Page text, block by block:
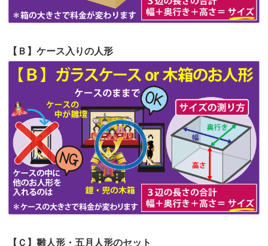
第58回人形供養祭令和5年12月21日(水)
第56回人形供養祭 令和4年10月19日(水)
第55回人形供養祭令和4年9月8日(木)
第54回人形供養祭令和4年8月1日(月)
第53回人形供養祭令和4年7月1日(金)
第52回人形供養祭令和4年5月17日(火)
第51回人形供養祭令和4年4月18日(月)
第50回人形供養祭令和4年3月15日(火)
第49回人形供養祭令和4年1月17日(月)
【Ｂ】ケース入りの人形
【Ｃ】雛人形・五月人形のセット